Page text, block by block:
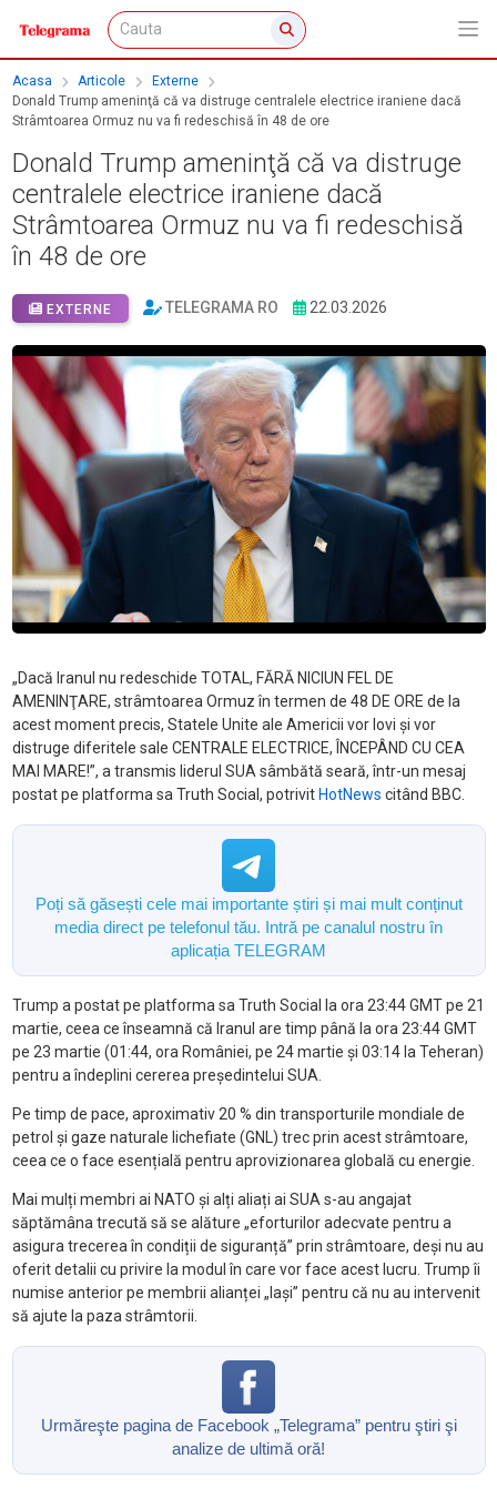
Acasa Articole
Externe
Donald Trump ameninţă că va distruge centralele electrice iraniene dacă
Strâmtoarea Ormuz nu va fi redeschisă în 48 de ore
Donald Trump ameninţă că va distruge
centralele electrice iraniene dacă
Strâmtoarea Ormuz nu va fi redeschisă
în 48 de ore
EXTERNE TELEGRAMA RO 22.03.2026
„Dacă Iranul nu redeschide TOTAL, FĂRĂ NICIUN FEL DE
AMENINŢARE, strâmtoarea Ormuz în termen de 48 DE ORE de la
acest moment precis, Statele Unite ale Americii vor lovi şi vor
distruge diferitele sale CENTRALE ELECTRICE, ÎNCEPÂND CU CEA
MAI MARE!”, a transmis liderul SUA sâmbătă seară, într-un mesaj
postat pe platforma sa Truth Social, potrivit HotNews citând BBC.
Poți să găsești cele mai importante știri și mai mult conținut
media direct pe telefonul tău. Intră pe canalul nostru în
aplicația TELEGRAM
Trump a postat pe platforma sa Truth Social la ora 23:44 GMT pe 21
martie, ceea ce înseamnă că Iranul are timp până la ora 23:44 GMT
pe 23 martie (01:44, ora României, pe 24 martie și 03:14 la Teheran)
pentru a îndeplini cererea președintelui SUA.
Pe timp de pace, aproximativ 20 % din transporturile mondiale de
petrol și gaze naturale lichefiate (GNL) trec prin acest strâmtoare,
ceea ce o face esențială pentru aprovizionarea globală cu energie.
Mai mulți membri ai NATO și alți aliați ai SUA s-au angajat
săptămâna trecută să se alăture „eforturilor adecvate pentru a
asigura trecerea în condiții de siguranță” prin strâmtoare, deși nu au
oferit detalii cu privire la modul în care vor face acest lucru. Trump îi
numise anterior pe membrii alianței „lași” pentru că nu au intervenit
să ajute la paza strâmtorii.
Urmăreşte pagina de Facebook „Telegrama” pentru ştiri şi
analize de ultimă oră!